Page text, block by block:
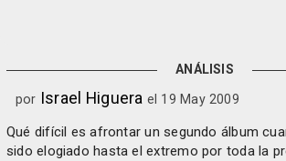
ANÁLISIS
por Israel Higuera el 19 May 2009
Qué difícil es afrontar un segundo álbum
sido elogiado hasta el extremo por toda la